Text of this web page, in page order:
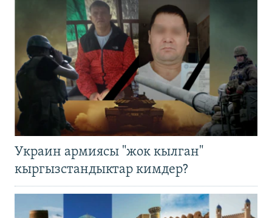
Украин армиясы "жок кылган"
кыргызстандыктар кимдер?